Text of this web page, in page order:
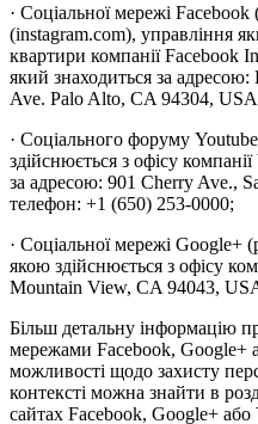
· Соціальної мережі
(instagram.com), управління
квартири компанії Facebook
який знаходиться за
Ave. Palo Alto, CA 94304,
· Соціального форуму
здійснюється з офісу
за адресою: 901 Cherry Ave.,
телефон: +1 (650) 253-0000;
· Соціальної мережі Google+
якою здійснюється з офісу
Mountain View, CA 94043,
Більш детальну інформацію
мережами Facebook, Google+
можливості щодо захисту
контексті можна знайти в
сайтах Facebook, Google+ або